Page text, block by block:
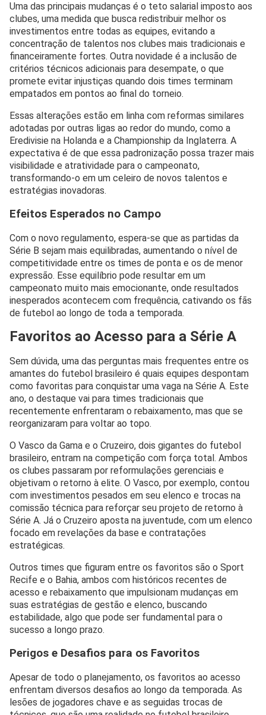
Uma das principais mudanças é o teto salarial imposto aos
clubes, uma medida que busca redistribuir melhor os
investimentos entre todas as equipes, evitando a
concentração de talentos nos clubes mais tradicionais e
financeiramente fortes. Outra novidade é a inclusão de
critérios técnicos adicionais para desempate, o que
promete evitar injustiças quando dois times terminam
empatados em pontos ao final do torneio.
Essas alterações estão em linha com reformas similares
adotadas por outras ligas ao redor do mundo, como a
Eredivisie na Holanda e a Championship da Inglaterra. A
expectativa é de que essa padronização possa trazer mais
visibilidade e atratividade para o campeonato,
transformando-o em um celeiro de novos talentos e
estratégias inovadoras.
Efeitos Esperados no Campo
Com o novo regulamento, espera-se que as partidas da
Série B sejam mais equilibradas, aumentando o nível de
competitividade entre os times de ponta e os de menor
expressão. Esse equilíbrio pode resultar em um
campeonato muito mais emocionante, onde resultados
inesperados acontecem com frequência, cativando os fãs
de futebol ao longo de toda a temporada.
Favoritos ao Acesso para a Série A
Sem dúvida, uma das perguntas mais frequentes entre os
amantes do futebol brasileiro é quais equipes despontam
como favoritas para conquistar uma vaga na Série A. Este
ano, o destaque vai para times tradicionais que
recentemente enfrentaram o rebaixamento, mas que se
reorganizaram para voltar ao topo.
O Vasco da Gama e o Cruzeiro, dois gigantes do futebol
brasileiro, entram na competição com força total. Ambos
os clubes passaram por reformulações gerenciais e
objetivam o retorno à elite. O Vasco, por exemplo, contou
com investimentos pesados em seu elenco e trocas na
comissão técnica para reforçar seu projeto de retorno à
Série A. Já o Cruzeiro aposta na juventude, com um elenco
focado em revelações da base e contratações
estratégicas.
Outros times que figuram entre os favoritos são o Sport
Recife e o Bahia, ambos com históricos recentes de
acesso e rebaixamento que impulsionam mudanças em
suas estratégias de gestão e elenco, buscando
estabilidade, algo que pode ser fundamental para o
sucesso a longo prazo.
Perigos e Desafios para os Favoritos
Apesar de todo o planejamento, os favoritos ao acesso
enfrentam diversos desafios ao longo da temporada. As
lesões de jogadores chave e as seguidas trocas de